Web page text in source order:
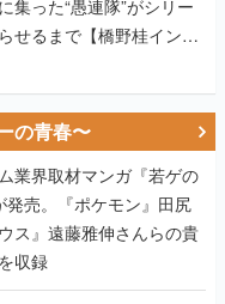
の青春〜
業界取材マンガ『若ゲの
発売。『ポケモン』田尻
ス』遠藤雅伸さんらの貴
収録
イマス/ガンダム 戦場
な王様のわがままなニー
山順一朗が貫く姿勢に、